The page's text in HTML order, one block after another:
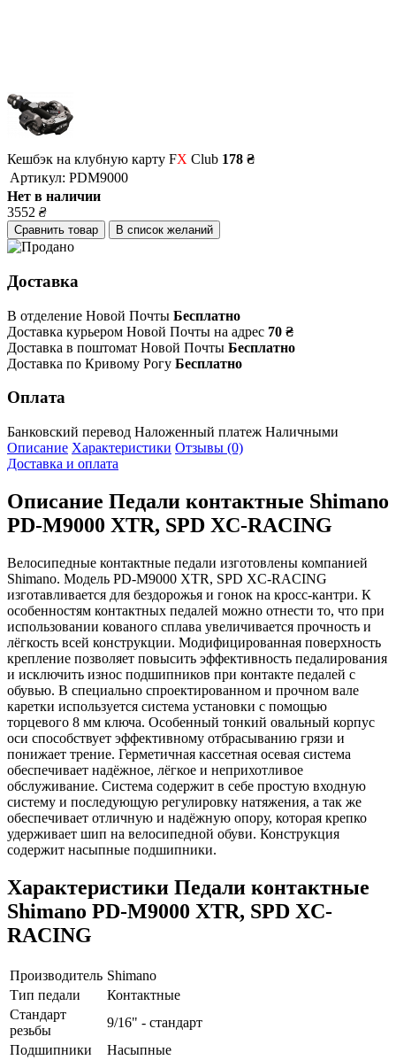
Кешбэк на клубную карту FX Club 178 ₴
Артикул: PDM9000
Нет в наличии
3552 ₴
Сравнить товар В список желаний
Доставка
В отделение Новой Почты Бесплатно
Доставка курьером Новой Почты на адрес 70 ₴
Доставка в поштомат Новой Почты Бесплатно
Доставка по Кривому Рогу Бесплатно
Оплата
Банковский перевод Наложенный платеж Наличными
Описание Характеристики Отзывы (0)
Доставка и оплата
Описание Педали контактные Shimano
PD-M9000 XTR, SPD XC-RACING
Велосипедные контактные педали изготовлены компанией
Shimano. Модель PD-M9000 XTR, SPD XC-RACING
изготавливается для бездорожья и гонок на кросс-кантри. К
особенностям контактных педалей можно отнести то, что при
использовании кованого сплава увеличивается прочность и
лёгкость всей конструкции. Модифицированная поверхность
крепление позволяет повысить эффективность педалирования
и исключить износ подшипников при контакте педалей с
обувью. В специально спроектированном и прочном вале
каретки используется система установки с помощью
торцевого 8 мм ключа. Особенный тонкий овальный корпус
оси способствует эффективному отбрасыванию грязи и
понижает трение. Герметичная кассетная осевая система
обеспечивает надёжное, лёгкое и неприхотливое
обслуживание. Система содержит в себе простую входную
систему и последующую регулировку натяжения, а так же
обеспечивает отличную и надёжную опору, которая крепко
удерживает шип на велосипедной обуви. Конструкция
содержит насыпные подшипники.
Характеристики Педали контактные
Shimano PD-M9000 XTR, SPD XC-
RACING
Производитель Shimano
Тип педали
Контактные
Стандарт
резьбы
9/16" - стандарт
Подшипники
Насыпные